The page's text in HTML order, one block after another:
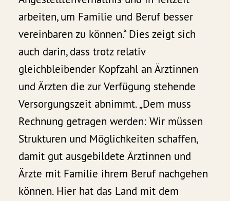
arbeiten, um Familie und Beruf besser
vereinbaren zu können.“ Dies zeigt sich
auch darin, dass trotz relativ
gleichbleibender Kopfzahl an Ärztinnen
und Ärzten die zur Verfügung stehende
Versorgungszeit abnimmt. „Dem muss
Rechnung getragen werden: Wir müssen
Strukturen und Möglichkeiten schaffen,
damit gut ausgebildete Ärztinnen und
Ärzte mit Familie ihrem Beruf nachgehen
können. Hier hat das Land mit dem